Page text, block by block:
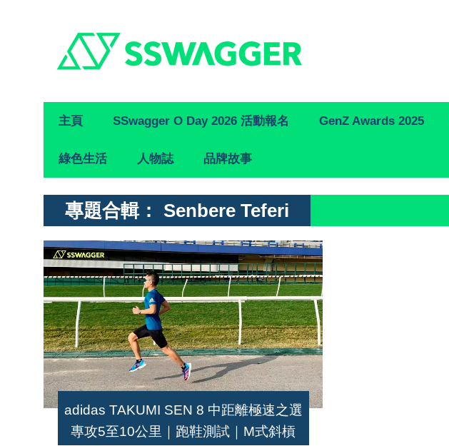
Primary
Navigation
主頁 SSwagger O Day 2026 活動報名 GenZ Awards 2025
綠色生活 人物誌 品牌故事
專題合輯： Senbere Teferi
adidas TAKUMI SEN 8 中距離極速之選
專攻5至10公里｜跑鞋測試｜M式斜槓